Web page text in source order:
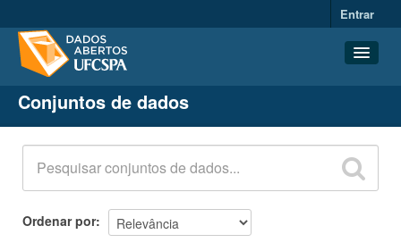
Entrar
Conjuntos de dados
Organizações
Grupos
Sobre
Conjuntos de dados
Ordenar por